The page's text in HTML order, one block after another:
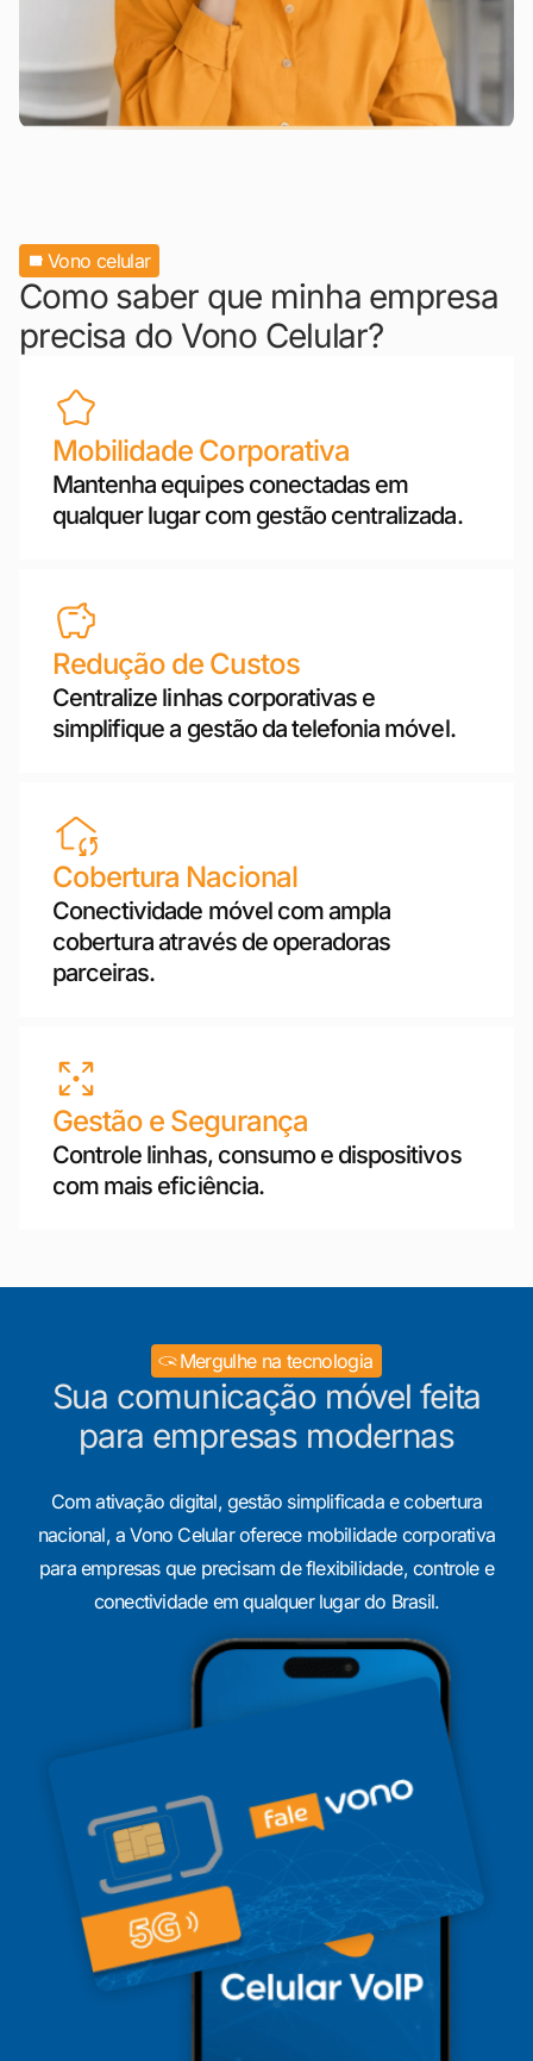
Vono celular
Como saber que minha empresa
precisa do Vono Celular?
Mobilidade Corporativa
Mantenha equipes conectadas em
qualquer lugar com gestão centralizada.
Redução de Custos
Centralize linhas corporativas e
simplifique a gestão da telefonia móvel.
Cobertura Nacional
Conectividade móvel com ampla
cobertura através de operadoras
parceiras.
Gestão e Segurança
Controle linhas, consumo e dispositivos
com mais eficiência.
Mergulhe na tecnologia
Sua comunicação móvel feita
para empresas modernas
Com ativação digital, gestão simplificada e cobertura
nacional, a Vono Celular oferece mobilidade corporativa
para empresas que precisam de flexibilidade, controle e
conectividade em qualquer lugar do Brasil.